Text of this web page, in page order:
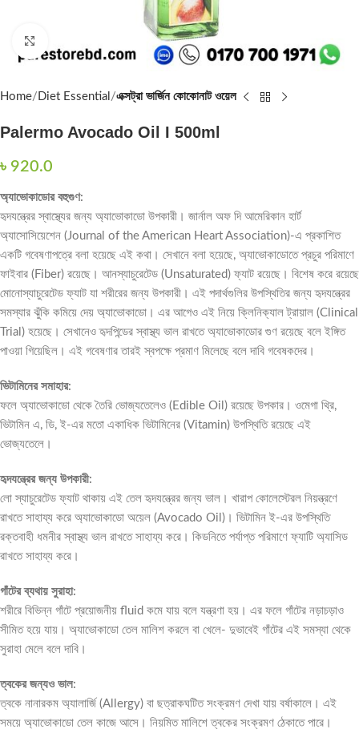
Home Diet Essential এক্সট্রা ভার্জিন কোকোনাট ওয়েল
Palermo Avocado Oil I 500ml
৳ 920.0
অ্যাভোকাডোর বহুগুণ:
হৃদযন্ত্রের স্বাস্থ্যের জন্য অ্যাভোকাডো উপকারী। জার্নাল অফ দি আমেরিকান হার্ট
অ্যাসোসিয়েশেন (Journal of the American Heart Association)-এ প্রকাশিত
একটি গবেষণাপত্রে বলা হয়েছে এই কথা। সেখানে বলা হয়েছে, অ্যাভোকাডোতে প্রচুর পরিমাণে
ফাইবার (Fiber) রয়েছে। আনস্যাচুরেটেড (Unsaturated) ফ্যাট রয়েছে। বিশেষ করে রয়েছে
মোনোস্যাচুরেটেড ফ্যাট যা শরীরের জন্য উপকারী। এই পদার্থগুলির উপস্থিতির জন্য হৃদযন্ত্রের
সমস্যার ঝুঁকি কমিয়ে দেয় অ্যাভোকাডো। এর আগেও এই নিয়ে ক্লিনিক্যাল ট্রায়াল (Clinical
Trial) হয়েছে। সেখানেও হৃদপিন্ডের স্বাস্থ্য ভাল রাখতে অ্যাভোকাডোর গুণ রয়েছে বলে ইঙ্গিত
পাওয়া গিয়েছিল। এই গবেষণার তারই স্বপক্ষে প্রমাণ মিলেছে বলে দাবি গবেষকদের।
ভিটামিনের সমাহার:
ফলে অ্যাভোকাডো থেকে তৈরি ভোজ্যতেলেও (Edible Oil) রয়েছে উপকার। ওমেগা থ্রি,
ভিটামিন এ, ডি, ই-এর মতো একাধিক ভিটামিনের (Vitamin) উপস্থিতি রয়েছে এই
ভোজ্যতেলে।
হৃদযন্ত্রের জন্য উপকারী:
লো স্যাচুরেটেড ফ্যাট থাকায় এই তেল হৃদযন্ত্রের জন্য ভাল। খারাপ কোলেস্টেরল নিয়ন্ত্রণে
রাখতে সাহায্য করে অ্যাভোকাডো অয়েল (Avocado Oil)। ভিটামিন ই-এর উপস্থিতি
রক্তবাহী ধমনীর স্বাস্থ্য ভাল রাখতে সাহায্য করে। কিডনিতে পর্যাপ্ত পরিমাণে ফ্যাটি অ্যাসিড
রাখতে সাহায্য করে।
গাঁটের ব্যথায় সুরাহা:
শরীরে বিভিন্ন গাঁটে প্রয়োজনীয় fluid কমে যায় বলে যন্ত্রণা হয়। এর ফলে গাঁটের নড়াচড়াও
সীমিত হয়ে যায়। অ্যাভোকাডো তেল মালিশ করলে বা খেলে- দুভাবেই গাঁটের এই সমস্যা থেকে
সুরাহা মেলে বলে দাবি।
ত্বকের জন্যও ভাল:
ত্বকে নানারকম অ্যালার্জি (Allergy) বা ছত্রাকঘটিত সংক্রমণ দেখা যায় বর্ষাকালে। এই
সময়ে অ্যাভোকাডো তেল কাজে আসে। নিয়মিত মালিশে ত্বকের সংক্রমণ ঠেকাতে পারে।